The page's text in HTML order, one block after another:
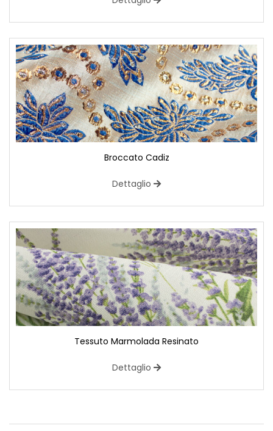
Broccato Cadiz
Dettaglio
Tessuto Marmolada Resinato
Dettaglio